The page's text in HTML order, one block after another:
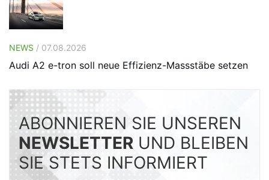
NEWS / 07.08.2026
Audi A2 e-tron soll neue Effizienz-Massstäbe setzen
ABONNIEREN SIE UNSEREN
NEWSLETTER UND BLEIBEN
SIE STETS INFORMIERT